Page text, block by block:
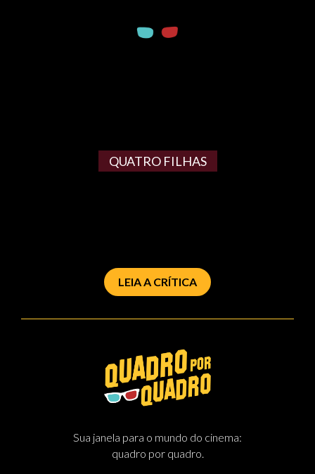
QUATRO FILHAS
LEIA A CRÍTICA
Sua janela para o mundo do cinema:
quadro por quadro.